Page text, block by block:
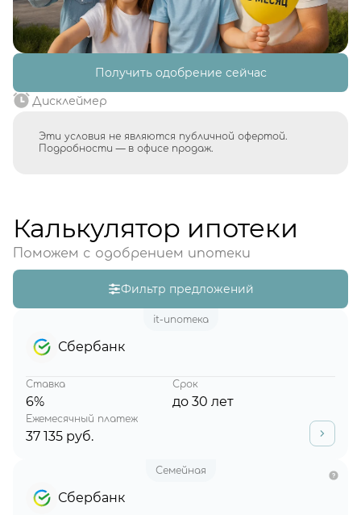
Получить одобрение сейчас
Дисклеймер
Эти условия не являются публичной офертой.
Подробности — в офисе продаж.
Калькулятор ипотеки
Поможем с одобрением ипотеки
Фильтр предложений
it-ипотека
Сбербанк
Ставка
6%
Срок
до 30 лет
Ежемесячный платеж
37 135 руб.
Семейная
Сбербанк